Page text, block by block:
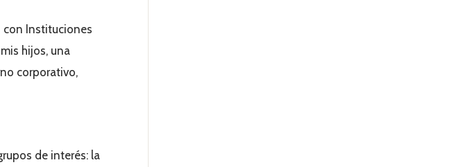
con Instituciones
hijos, una
corporativo,
de interés: la